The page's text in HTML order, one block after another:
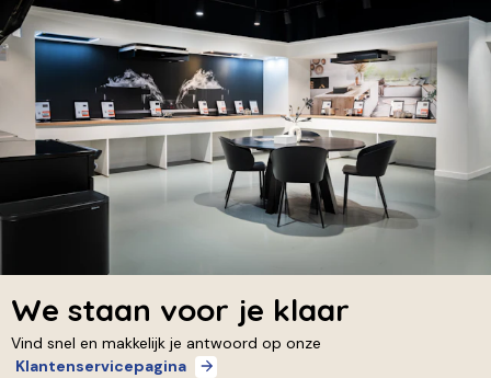
We staan voor je klaar
Vind snel en makkelijk je antwoord op onze
Klantenservicepagina